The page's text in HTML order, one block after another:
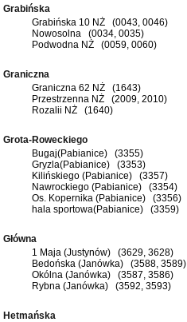
Grabińska
Grabińska 10 NŻ (0043, 0046)
Nowosolna (0034, 0035)
Podwodna NŻ (0059, 0060)
Graniczna
Graniczna 62 NŻ (1643)
Przestrzenna NŻ (2009, 2010)
Rozalii NŻ (1640)
Grota-Roweckiego
Bugaj(Pabianice) (3355)
Gryzla(Pabianice) (3353)
Kilińskiego (Pabianice) (3357)
Nawrockiego (Pabianice) (3354)
Os. Kopernika (Pabianice) (3356)
hala sportowa(Pabianice) (3359)
Główna
1 Maja (Justynów) (3629, 3628)
Bedońska (Janówka) (3588, 3589)
Okólna (Janówka) (3587, 3586)
Rybna (Janówka) (3592, 3593)
Hetmańska